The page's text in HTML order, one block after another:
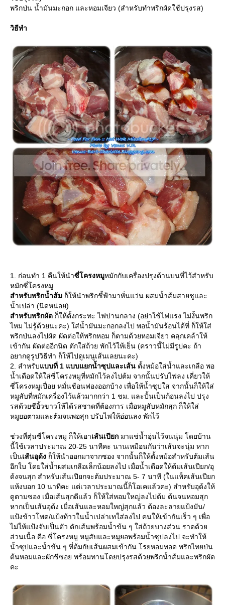
พริกป่น น้ำมันมะกอก และหอมเจียว (สำหรับทำพริกผัดใช้ปรุงรส)
วิธีทำ
1. ก่อนทำ 1 คืนให้นำซี่โครงหมูหมักกับเครื่องปรุงด้านบนที่ไว้สำหรับ
หมักซี่โครงหมู
สำหรับพริกน้ำส้ม ก็ให้นำพริกชี้ฟ้ามาหั่นแว่น ผสมน้ำส้มสายชูและ
น้ำเปล่า (นิดหน่อย)
สำหรับพริกผัด ก็ให้ตั้งกระทะ ไฟปานกลาง (อย่าใช้ไฟแรง ไม่งั้นพริก
ไหม ไม่รู้ด้วยนะคะ) ใส่น้ำมันมะกอกลงไป พอน้ำมันร้อนได้ที่ ก็ให้ใส่
พริกป่นลงไปผัด ผัดต่อให้พริกหอม ก็ตามด้วยหอมเจียว คลุกเคล้าให้
เข้ากัน ผัดต่ออีกนิด ตักใส่ถ้วย พักไว้ให้เย็น (คราวนี้ไม่มีรูปคะ ถ้า
อยากดูรูปวิธีทำ ก็ให้ไปดูเมนูเส้นเลยนะคะ)
2. สำหรับบบที่ 1 แบบแยกน้ำซุปและเส้น ตั้งหม้อใส่น้ำและเกลือ พอ
น้ำเดือดให้ใส่ซี่โครงหมูที่หมักไว้ลงไปต้ม จากนั้นปรับไฟลง เคี่ยวให้
ซี่โครงหมูเปื่อย หมั่นช้อนฟองออกบ้าง เพื่อให้น้ำซุปใส จากนั้นก็ให้ใส่
หมูสับที่หมักเครื่องไว้แล้วมากกว่า 1 ชม. และปั้นเป็นก้อนลงไป ปรุง
รสด้วยซีอิ้วขาวให้ได้รสชาดที่ต้องการ เมื่อหมูสับหมักสุก ก็ให้ใส่
หมูยอตามและต้มจนพอสุก ปรับไฟให้อ่อนลง พักไว้
ช่วงที่ตุ๋นซี่โครงหมู ก็ให้เอาเส้นเปียก มาแช่น้ำอุ่นไว้จนนุ่ม โดยบ้าน
นี้ใช้เวลาประมาณ 20-25 นาทีคะ นานเหมือนกันว่าเส้นจะนุ่ม หาก
เป็นเส้นอุด้ง ก็ให้นำออกมาจากซอง จากนั้นก็ให้ตั้งหม้อสำหรับต้มเส้น
อีกใบ โดยใส่น้ำผสมเกลือเล็กน้อยลงไป เมื่อน้ำเดือดให้ต้มเส้นเปียก/อุ
ด้งจนสุก สำหรับเส้นเปียกจะต้มประมาณ 5- 7 นาที (ในแพ็คเส้นเปียก
ห้งบอก 10 นาทีคะ แต่เวลาประมาณนี้ก็โอเคแล้วคะ) สำหรับอุด้งให้
ดูตามซอง เมื่อเส้นสุกดีแล้ว ก็ให้ใส่หอมใหญ่ลงไปต้ม ต้นจนหอมสุก
หากเป็นเส้นอุด้ง เมื่อเส้นและหอมใหญ่สุกแล้ว ต้องละลายแป้งมัน/
ป้งข้าวโพด/แป้งท้าวในน้ำเปล่าเทใส่ลงไป คนให้เข้ากันเร็ว ๆ เพื่อ
ไม่ให้แป้งจับเป็นตัว ตักเส้นพร้อมน้ำข้น ๆ ใส่ถ้วยบางส่วน ราดด้ว
ส่วนเนื้อ คือ ซี่โครงหมู หมูสับและหมูยอพร้อมน้ำซุปลงไป จะทำให้
น้ำซุปและน้ำข้น ๆ ที่ต้มกับเส้นผสมเข้ากัน โรยหอมทอด พริกไทยป่น
ต้นหอมและผักชีซอย พร้อมทานโดยปรุงรสด้วยพริกน้ำส้มและพริกผัด
คะ